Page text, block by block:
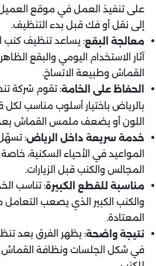
على تنفيذ العمل في موقع
إلى نقل أو فك قبل بدء التنظيف.
معالجة البقع: يساعد تنظيف كنب
آثار الاستخدام اليومي والبقع
القماش وطبيعة الاتساخ.
الحفاظ على الخامة: تقوم شركة
بالرياض باختيار أسلوب مناسب لكل
اللون أو يضعف ملمس القماش
خدمة سريعة داخل الرياض:
المواعيد في الأحياء السكنية،
المجالس والكنب قبل الزيارات.
مناسبة للقطع الكبيرة: تناسب
والكنب الكبير الذي يصعب التعامل
المعتادة.
نتيجة واضحة: يظهر الفرق بعد
في شكل الجلسات ونظافة القماش